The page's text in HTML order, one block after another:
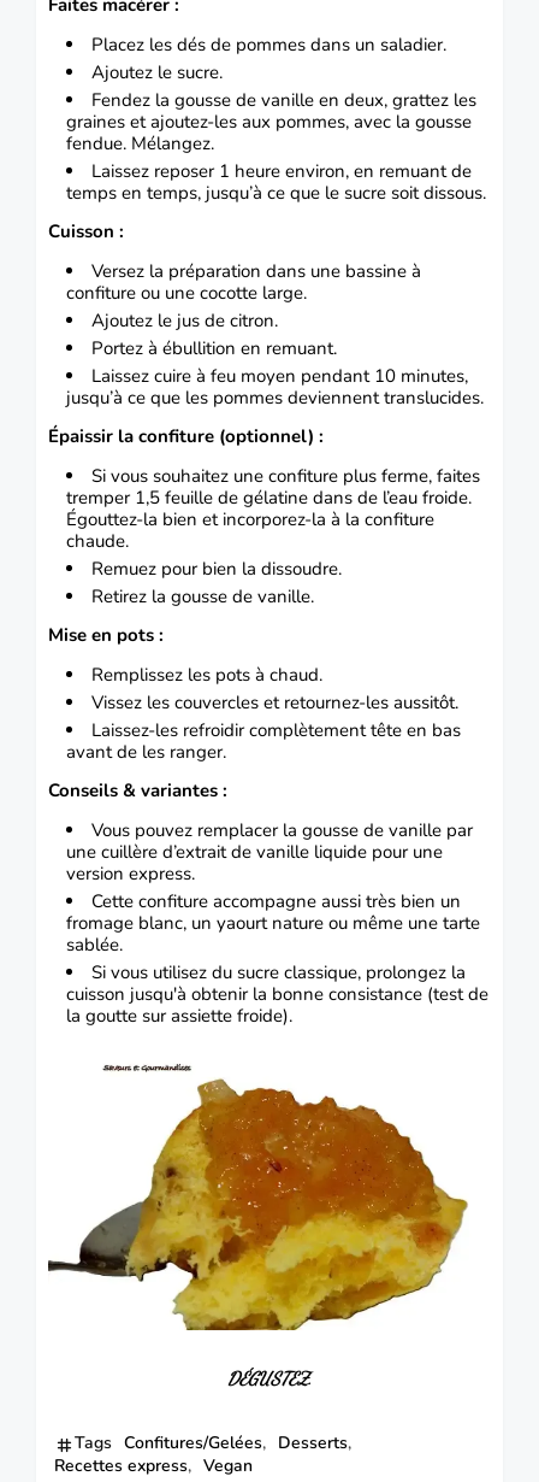
Placez les dés de pommes dans un saladier.
Ajoutez le sucre.
Fendez la gousse de vanille en deux, grattez les
graines et ajoutez-les aux pommes, avec la gousse
fendue. Mélangez.
Laissez reposer 1 heure environ, en remuant de
temps en temps, jusqu’à ce que le sucre soit dissous.
Cuisson :
Versez la préparation dans une bassine à
confiture ou une cocotte large.
Ajoutez le jus de citron.
Portez à ébullition en remuant.
Laissez cuire à feu moyen pendant 10 minutes,
jusqu’à ce que les pommes deviennent translucides.
Épaissir la confiture (optionnel) :
Si vous souhaitez une confiture plus ferme, faites
tremper 1,5 feuille de gélatine dans de l’eau froide.
Égouttez-la bien et incorporez-la à la confiture
chaude.
Remuez pour bien la dissoudre.
Retirez la gousse de vanille.
Mise en pots :
Remplissez les pots à chaud.
Vissez les couvercles et retournez-les aussitôt.
Laissez-les refroidir complètement tête en bas
avant de les ranger.
Conseils & variantes :
Vous pouvez remplacer la gousse de vanille par
une cuillère d’extrait de vanille liquide pour une
version express.
Cette confiture accompagne aussi très bien un
fromage blanc, un yaourt nature ou même une tarte
sablée.
Si vous utilisez du sucre classique, prolongez la
cuisson jusqu'à obtenir la bonne consistance (test de
la goutte sur assiette froide).
DÉGUSTEZ.
Tags Confitures/Gelées
Desserts
Recettes express
Vegan